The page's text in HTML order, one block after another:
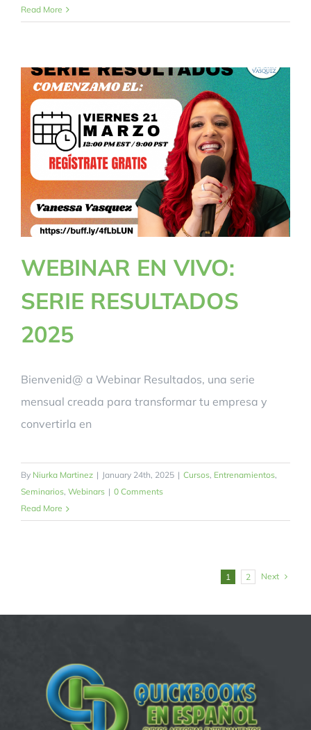
Read More
WEBINAR EN VIVO:
SERIE RESULTADOS
2025
Bienvenid@ a Webinar Resultados, una serie
mensual creada para transformar tu empresa y
convertirla en
By Niurka Martinez | January 24th, 2025 | Cursos, Entrenamientos,
Seminarios, Webinars | 0 Comments
Read More
1 2 Next